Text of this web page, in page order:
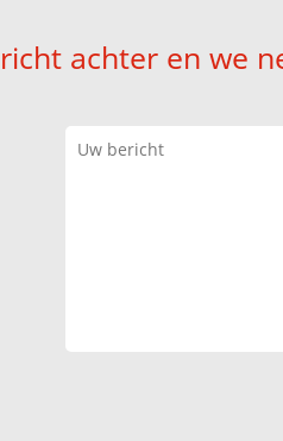
achter en we